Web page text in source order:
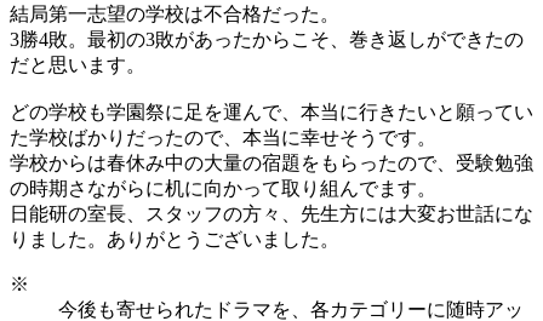
結局第一志望の学校は不合格だった。
3勝4敗。最初の3敗があったからこそ、巻き返しができたの
だと思います。
どの学校も学園祭に足を運んで、本当に行きたいと願ってい
た学校ばかりだったので、本当に幸せそうです。
学校からは春休み中の大量の宿題をもらったので、受験勉強
の時期さながらに机に向かって取り組んでます。
日能研の室長、スタッフの方々、先生方には大変お世話にな
りました。ありがとうございました。
※
今後も寄せられたドラマを、各カテゴリーに随時アッ